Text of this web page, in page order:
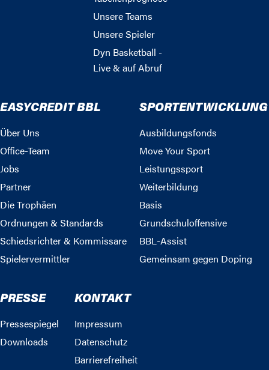
Unsere Teams
Unsere Spieler
Dyn Basketball -
Live & auf Abruf
EASYCREDIT BBL
Über Uns
Office-Team
Jobs
Partner
Die Trophäen
Ordnungen & Standards
Schiedsrichter & Kommissare
Spielervermittler
SPORTENTWICKLUNG
Ausbildungsfonds
Move Your Sport
Leistungssport
Weiterbildung
Basis
Grundschuloffensive
BBL-Assist
Gemeinsam gegen Doping
PRESSE
Pressespiegel
Downloads
KONTAKT
Impressum
Datenschutz
Barrierefreiheit